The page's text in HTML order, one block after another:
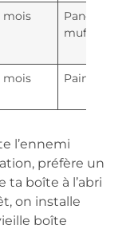
mois
Pancakes,
muffins
mois Pains
l’ennemi
préfère un
boîte à l’abri
on installe
boîte